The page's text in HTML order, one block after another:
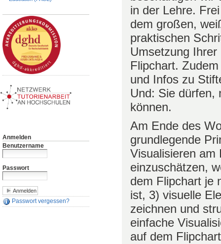
Anmelden
Benutzername
Passwort
Passwort vergessen?
in der Lehre.
dem großen,
praktischen
Umsetzung
Flipchart.
und Infos zu
Und: Sie dürfen,
können.
Am Ende des
grundlegende
Visualisieren am
einzuschätzen,
dem Flipchart je
ist, 3) visuelle
zeichnen und
einfache
auf dem